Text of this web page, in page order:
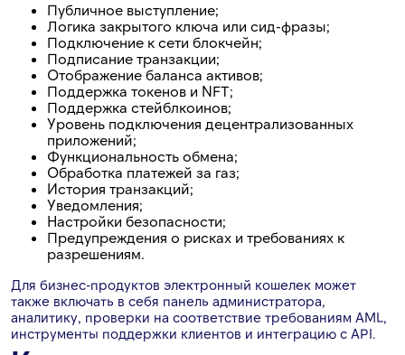
Публичное выступление;
Логика закрытого ключа или сид-фразы;
Подключение к сети блокчейн;
Подписание транзакции;
Отображение баланса активов;
Поддержка токенов и NFT;
Поддержка стейблкоинов;
Уровень подключения децентрализованных
приложений;
Функциональность обмена;
Обработка платежей за газ;
История транзакций;
Уведомления;
Настройки безопасности;
Предупреждения о рисках и требованиях к
разрешениям.
Для бизнес-продуктов электронный кошелек может
также включать в себя панель администратора,
аналитику, проверки на соответствие требованиям AML,
инструменты поддержки клиентов и интеграцию с API.